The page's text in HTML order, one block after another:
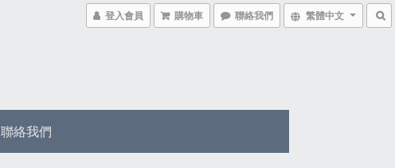
登入會員 購物車 聯絡我們 繁體中文
聯絡我們